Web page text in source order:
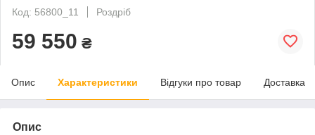
Код: 56800_11
Роздріб
59 550 ₴
Опис Характеристики Відгуки про товар Доставка
Опис